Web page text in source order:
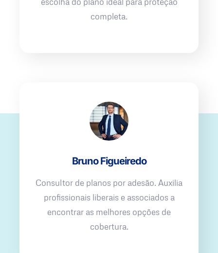
completa.
Bruno Figueiredo
Consultor de planos por adesão. Auxilia
profissionais liberais e associados a
encontrar as melhores opções de
cobertura.